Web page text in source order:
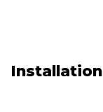
Installation